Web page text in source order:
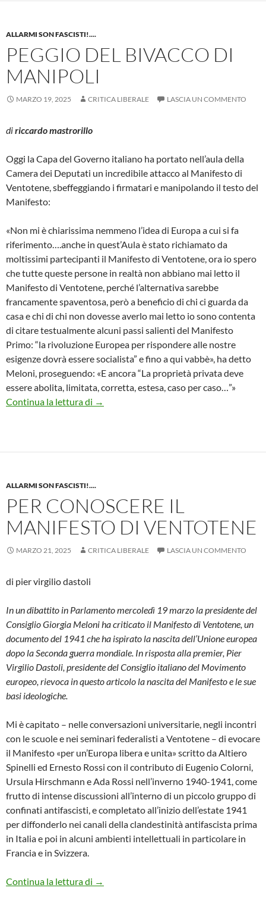
ALLARMI SON FASCISTI!....
PEGGIO DEL BIVACCO DI
MANIPOLI
MARZO 19, 2025 CRITICA LIBERALE LASCIA UN COMMENTO
diriccardo mastrorillo
Oggi la Capa del Governo italiano ha portato nell’aula della
Camera dei Deputati un incredibile attacco al Manifesto di
Ventotene, sbeffeggiando i firmatari e manipolando il testo del
Manifesto:
«Non mi è chiarissima nemmeno l’idea di Europa a cui si fa
riferimento….anche in quest’Aula è stato richiamato da
moltissimi partecipanti il Manifesto di Ventotene, ora io spero
che tutte queste persone in realtà non abbiano mai letto il
Manifesto di Ventotene, perché l’alternativa sarebbe
francamente spaventosa, però a beneficio di chi ci guarda da
casa e chi di chi non dovesse averlo mai letto io sono contenta
di citare testualmente alcuni passi salienti del Manifesto
Primo: “la rivoluzione Europea per rispondere alle nostre
esigenze dovrà essere socialista” e fino a qui vabbè», ha detto
Meloni, proseguendo: «E ancora “La proprietà privata deve
essere abolita, limitata, corretta, estesa, caso per caso…”»
Continua la lettura di peggio del bivacco di manipoli
→
ALLARMI SON FASCISTI!....
PER CONOSCERE IL
MANIFESTO DI VENTOTENE
MARZO 21, 2025 CRITICA LIBERALE LASCIA UN COMMENTO
di pier virgilio dastoli
In un dibattito in Parlamento mercoledì 19 marzo la presidente del
Consiglio Giorgia Meloni ha criticato il Manifesto di Ventotene, un
documento del 1941 che ha ispirato la nascita dell’Unione europea
dopo la Seconda guerra mondiale. In risposta alla premier, Pier
Virgilio Dastoli, presidente del Consiglio italiano del Movimento
europeo, rievoca in questo articolo la nascita del Manifesto e le sue
basi ideologiche.
Mi è capitato – nelle conversazioni universitarie, negli incontri
con le scuole e nei seminari federalisti a Ventotene – di evocare
il Manifesto «per un’Europa libera e unita» scritto da Altiero
Spinelli ed Ernesto Rossi con il contributo di Eugenio Colorni,
Ursula Hirschmann e Ada Rossi nell’inverno 1940-1941, come
frutto di intense discussioni all’interno di un piccolo gruppo di
confinati antifascisti, e completato all’inizio dell’estate 1941
per diffonderlo nei canali della clandestinità antifascista prima
in Italia e poi in alcuni ambienti intellettuali in particolare in
Francia e in Svizzera.
Continua la lettura di Per conoscere il Manifesto di Ventotene
→